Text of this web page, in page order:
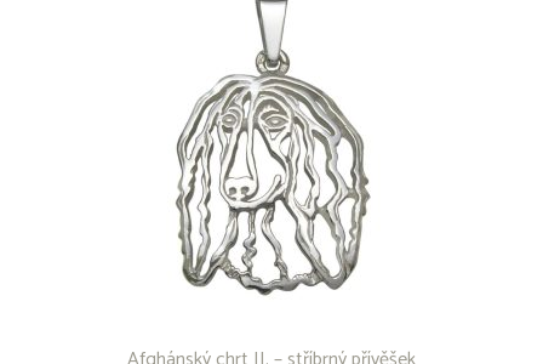
Novofundlandský pes
Parson Russel teriér
Podenco Canario